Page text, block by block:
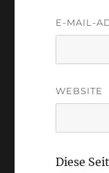
E-MAIL-
WEBSITE
Diese